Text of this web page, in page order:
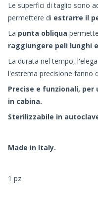
Le superfici di taglio sono
permettere di estrarre il
La punta obliqua
raggiungere peli lunghi
La durata nel tempo,
l'estrema precisione fanno
Precise e funzionali,
in cabina.
Sterilizzabile in
Made in Italy.
1 pz